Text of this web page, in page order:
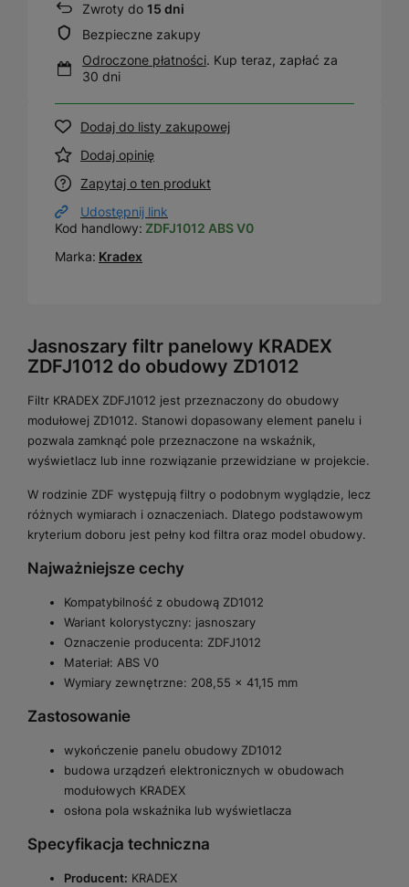
Zwroty do 15 dni
Bezpieczne zakupy
Odroczone płatności. Kup teraz, zapłać za
30 dni
Dodaj do listy zakupowej
Dodaj opinię
Zapytaj o ten produkt
Udostępnij link
Kod handlowy: ZDFJ1012 ABS V0
Marka: Kradex
Jasnoszary filtr panelowy KRADEX
ZDFJ1012 do obudowy ZD1012
Filtr KRADEX ZDFJ1012 jest przeznaczony do obudowy
modułowej ZD1012. Stanowi dopasowany element panelu i
pozwala zamknąć pole przeznaczone na wskaźnik,
wyświetlacz lub inne rozwiązanie przewidziane w projekcie.
W rodzinie ZDF występują filtry o podobnym wyglądzie, lecz
różnych wymiarach i oznaczeniach. Dlatego podstawowym
kryterium doboru jest pełny kod filtra oraz model obudowy.
Najważniejsze cechy
Kompatybilność z obudową ZD1012
Wariant kolorystyczny: jasnoszary
Oznaczenie producenta: ZDFJ1012
Materiał: ABS V0
Wymiary zewnętrzne: 208,55 × 41,15 mm
Zastosowanie
wykończenie panelu obudowy ZD1012
budowa urządzeń elektronicznych w obudowach
modułowych KRADEX
osłona pola wskaźnika lub wyświetlacza
Specyfikacja techniczna
Producent: KRADEX